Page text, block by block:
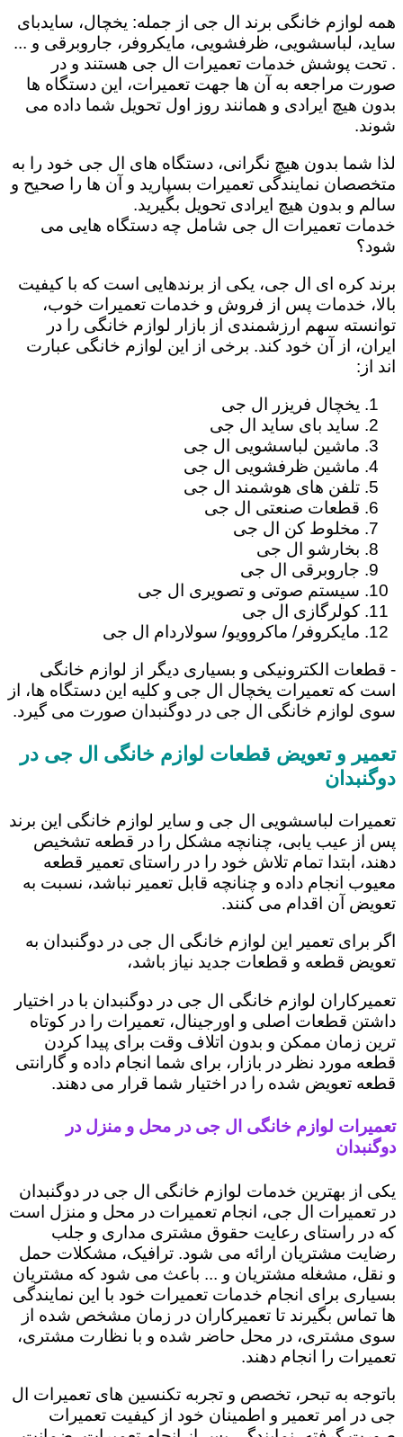
همه لوازم خانگی برند ال جی از جمله: یخچال، سایدبای
ساید، لباسشویی، ظرفشویی، مایکروفر، جاروبرقی و ...
. تحت پوشش خدمات تعمیرات ال جی هستند و در
صورت مراجعه به آن ها جهت تعمیرات، این دستگاه ها
بدون هیچ ایرادی و همانند روز اول تحویل شما داده می
شوند.
لذا شما بدون هیچ نگرانی، دستگاه های ال جی خود را به
متخصصان نمایندگی تعمیرات بسپارید و آن ها را صحیح و
سالم و بدون هیچ ایرادی تحویل بگیرید.
خدمات تعمیرات ال جی شامل چه دستگاه هایی می
شود؟
برند کره ای ال جی، یکی از برندهایی است که با کیفیت
بالا، خدمات پس از فروش و خدمات تعمیرات خوب،
توانسته سهم ارزشمندی از بازار لوازم خانگی را در
ایران، از آن خود کند. برخی از این لوازم خانگی عبارت
اند از:
یخچال فریزر ال جی
ساید بای ساید ال جی
ماشین لباسشویی ال جی
ماشین ظرفشویی ال جی
تلفن های هوشمند ال جی
قطعات صنعتی ال جی
مخلوط کن ال جی
بخارشو ال جی
جاروبرقی ال جی
سیستم صوتی و تصویری ال جی
کولرگازی ال جی
مایکروفر/ ماکروویو/ سولاردام ال جی
- قطعات الکترونیکی و بسیاری دیگر از لوازم خانگی
است که تعمیرات یخچال ال جی و کلیه این دستگاه ها، از
سوی لوازم خانگی ال جی در دوگنبدان صورت می گیرد.
تعمیر و تعویض قطعات لوازم خانگی ال جی در
دوگنبدان
تعمیرات لباسشویی ال جی و سایر لوازم خانگی این برند
پس از عیب یابی، چنانچه مشکل را در قطعه تشخیص
دهند، ابتدا تمام تلاش خود را در راستای تعمیر قطعه
معیوب انجام داده و چنانچه قابل تعمیر نباشد، نسبت به
تعویض آن اقدام می کنند.
اگر برای تعمیر این لوازم خانگی ال جی در دوگنبدان به
تعویض قطعه و قطعات جدید نیاز باشد،
تعمیرکاران لوازم خانگی ال جی در دوگنبدان با در اختیار
داشتن قطعات اصلی و اورجینال، تعمیرات را در کوتاه
ترین زمان ممکن و بدون اتلاف وقت برای پیدا کردن
قطعه مورد نظر در بازار، برای شما انجام داده و گارانتی
قطعه تعویض شده را در اختیار شما قرار می دهند.
تعمیرات لوازم خانگی ال جی در محل و منزل در
دوگنبدان
یکی از بهترین خدمات لوازم خانگی ال جی در دوگنبدان
در تعمیرات ال جی، انجام تعمیرات در محل و منزل است
که در راستای رعایت حقوق مشتری مداری و جلب
رضایت مشتریان ارائه می شود. ترافیک، مشکلات حمل
و نقل، مشغله مشتریان و ... باعث می شود که مشتریان
بسیاری برای انجام خدمات تعمیرات خود با این نمایندگی
ها تماس بگیرند تا تعمیرکاران در زمان مشخص شده از
سوی مشتری، در محل حاضر شده و با نظارت مشتری،
تعمیرات را انجام دهند.
باتوجه به تبحر، تخصص و تجربه تکنسین های تعمیرات ال
جی در امر تعمیر و اطمینان خود از کیفیت تعمیرات